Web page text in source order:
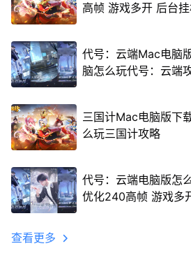
高帧 游戏多开 后台
代号：云端Mac电脑
脑怎么玩代号：云端
三国计Mac电脑版下
么玩三国计攻略
代号：云端电脑版怎
优化240高帧 游戏多
查看更多